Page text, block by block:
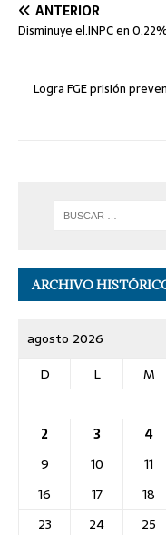
ANTERIOR
Disminuye el.INPC en
Logra FGE prisión
ARCHIVO
agosto 2026
D
L M
2
3 4
9
10 11
16
17 18
23
24 25